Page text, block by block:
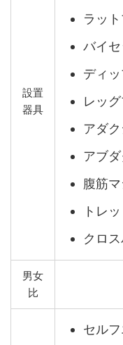
設置
器具
ラッ
バイ
ディッ
レッ
アダ
アブ
腹筋マ
トレ
クロ
男女
比
セル